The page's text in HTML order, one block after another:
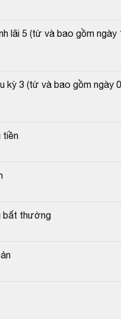
lãi 5 (từ và bao gồm
kỳ 3 (từ và bao gồm ngày
tiền
bất thường